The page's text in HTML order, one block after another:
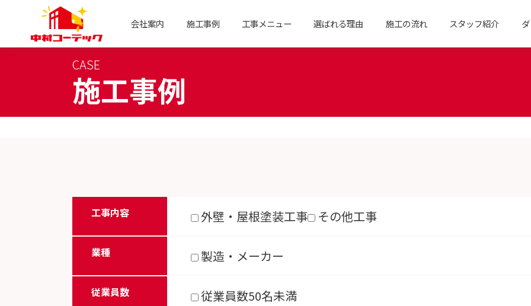
会社案内 施工事例 工事メニュー 選ばれる理由 施工の流れ スタッフ紹介
CASE
施工事例
工事内容 外壁・屋根塗装工事 その他工事
業種 製造・メーカー
従業員数 従業員数50名未満